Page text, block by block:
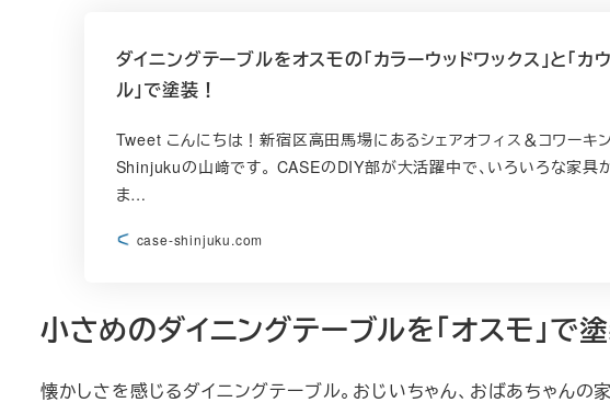
ダイニングテーブルをオスモの「カラーウッドワックス」と「カ
ル」で塗装！
Tweet こんにちは！新宿区高田馬場にあるシェアオフィス＆コワーキ
Shinjukuの山﨑です。 CASEのDIY部が大活躍中で、いろいろな家具
ま…
case-shinjuku.com
小さめのダイニングテーブルを「オスモ」で塗
懐かしさを感じるダイニングテーブル。おじいちゃん、おばあちゃんの